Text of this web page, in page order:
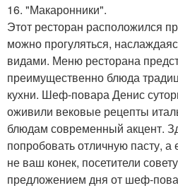
16. "Макаронники".
Этот ресторан расположился
можно прогуляться,
видами. Меню ресторана
преимущественно блюда
кухни. Шеф-повара Денис
оживили вековые рецепты
блюдам современный акцент.
попробовать отличную пасту,
не ваш конек, посетители
предложением дня от шеф-